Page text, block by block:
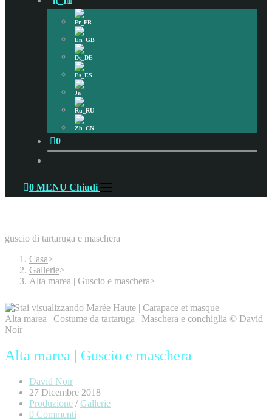
0
0 MENU Chiudi
guscio di tartaruga e maschera
Casa>
Gallerie>
Alta marea | Guscio e maschera>
Alta marea | Costume da tartaruga | Maschera e conchiglia © David
Noir
Alta marea | Guscio e maschera
David Noir
27 Dicembre 2018
Produzione / Gallerie
0 Commenti